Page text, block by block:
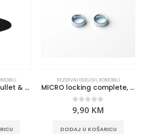
MICRO griptape, bullet & sprite
REZERVNI DIJELOVI, ROMOBILI
MICRO locking complete, sprite & bullet
0 out of 5
9,90 KM
DODAJ U KOŠARICU